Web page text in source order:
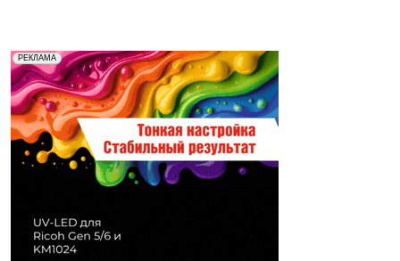
РЕКЛАМА
Реклама. Рекламодатель ООО "Передовые Системы
Печати" erid: 2SDnjd2d4Qz